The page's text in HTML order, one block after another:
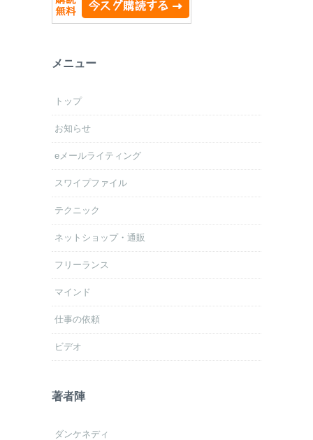
メニュー
トップ
お知らせ
eメールライティング
スワイプファイル
テクニック
ネットショップ・通販
フリーランス
マインド
仕事の依頼
ビデオ
著者陣
ダンケネディ